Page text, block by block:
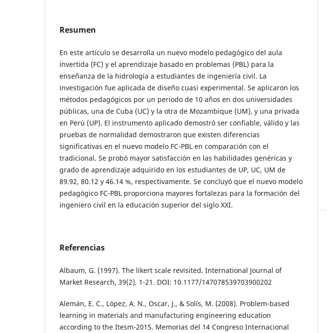
Resumen
En este artículo se desarrolla un nuevo modelo pedagógico del aula
invertida (FC) y el aprendizaje basado en problemas (PBL) para la
enseñanza de la hidrología a estudiantes de ingeniería civil. La
investigación fue aplicada de diseño cuasi experimental. Se aplicaron los
métodos pedagógicos por un periodo de 10 años en dos universidades
públicas, una de Cuba (UC) y la otra de Mozambique (UM), y una privada
en Perú (UP). El instrumento aplicado demostró ser confiable, válido y las
pruebas de normalidad demostraron que existen diferencias
significativas en el nuevo modelo FC-PBL en comparación con el
tradicional. Se probó mayor satisfacción en las habilidades genéricas y
grado de aprendizaje adquirido en los estudiantes de UP, UC, UM de
89.92, 80.12 y 46.14 %, respectivamente. Se concluyó que el nuevo modelo
pedagógico FC-PBL proporciona mayores fortalezas para la formación del
ingeniero civil en la educación superior del siglo XXI.
Referencias
Albaum, G. (1997). The likert scale revisited. International Journal of
Market Research, 39(2), 1-21. DOI: 10.1177/147078539703900202
Alemán, E. C., López, A. N., Oscar, J., & Solí­s, M. (2008). Problem-based
learning in materials and manufacturing engineering education
according to the Itesm-2015. Memorias del 14 Congreso Internacional